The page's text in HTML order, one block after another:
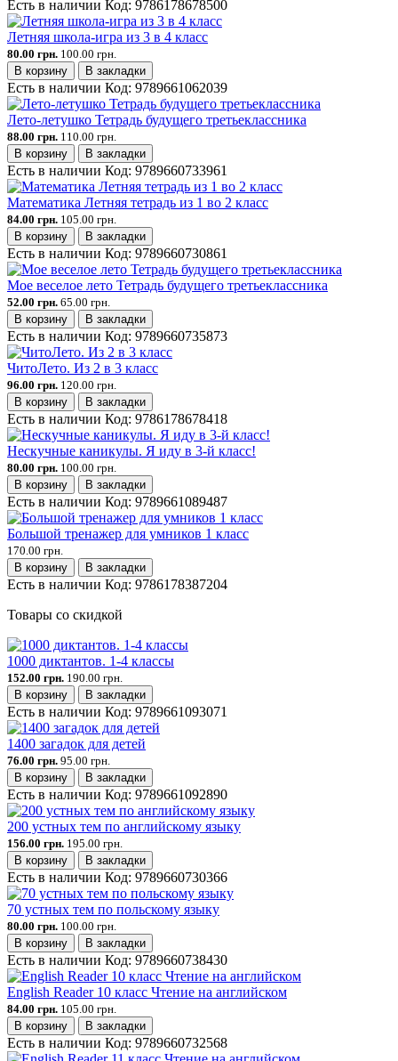
Есть в наличии Код: 9786178678500
Летняя школа-игра из 3 в 4 класс
80.00 грн. 100.00 грн.
В корзину
В закладки
Есть в наличии Код: 9789661062039
Лето-летушко Тетрадь будущего третьеклассника
88.00 грн. 110.00 грн.
В корзину
В закладки
Есть в наличии Код: 9789660733961
Математика Летняя тетрадь из 1 во 2 класс
84.00 грн. 105.00 грн.
В корзину
В закладки
Есть в наличии Код: 9789660730861
Мое веселое лето Тетрадь будущего третьеклассника
52.00 грн. 65.00 грн.
В корзину
В закладки
Есть в наличии Код: 9789660735873
ЧитоЛето. Из 2 в 3 класс
96.00 грн. 120.00 грн.
В корзину
В закладки
Есть в наличии Код: 9786178678418
Нескучные каникулы. Я иду в 3-й класс!
80.00 грн. 100.00 грн.
В корзину
В закладки
Есть в наличии Код: 9789661089487
Большой тренажер для умников 1 класс
170.00 грн.
В корзину
В закладки
Есть в наличии Код: 9786178387204
Товары со скидкой
1000 диктантов. 1-4 классы
152.00 грн. 190.00 грн.
В корзину
В закладки
Есть в наличии Код: 9789661093071
1400 загадок для детей
76.00 грн. 95.00 грн.
В корзину
В закладки
Есть в наличии Код: 9789661092890
200 устных тем по английскому языку
156.00 грн. 195.00 грн.
В корзину
В закладки
Есть в наличии Код: 9789660730366
70 устных тем по польскому языку
80.00 грн. 100.00 грн.
В корзину
В закладки
Есть в наличии Код: 9789660738430
English Reader 10 класс Чтение на английском
84.00 грн. 105.00 грн.
В корзину
В закладки
Есть в наличии Код: 9789660732568